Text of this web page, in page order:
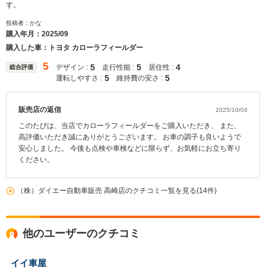
す。
投稿者：かな
購入年月： 2025/09
購入した車：トヨタ カローラフィールダー
総合評価 5 デザイン : 5 走行性能 : 5 居住性 : 4
運転しやすさ : 5 維持費の安さ : 5
販売店の返信 2025/10/04
このたびは、当店でカローラフィールダーをご購入いただき、 また、
高評価いただき誠にありがとうございます。 お車の調子も良いようで
安心しました。 今後も点検や車検などに限らず、お気軽にお立ち寄り
ください。
（株）ダイエー自動車販売 高崎店のクチコミ一覧を見る(14件)
他のユーザーのクチコミ
イイ車屋